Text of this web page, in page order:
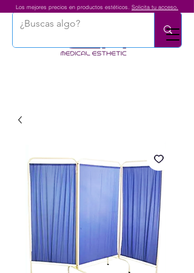
Los mejores precios en productos estéticos. Solicita tu acceso.